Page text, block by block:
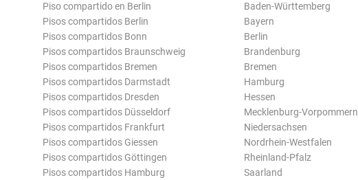
Piso compartido en Berlin
Pisos compartidos Berlin
Pisos compartidos Bonn
Pisos compartidos Braunschweig
Pisos compartidos Bremen
Pisos compartidos Darmstadt
Pisos compartidos Dresden
Pisos compartidos Düsseldorf
Pisos compartidos Frankfurt
Pisos compartidos Giessen
Pisos compartidos Göttingen
Pisos compartidos Hamburg
Baden-Württemberg
Bayern
Berlin
Brandenburg
Bremen
Hamburg
Hessen
Mecklenburg-Vorpommern
Niedersachsen
Nordrhein-Westfalen
Rheinland-Pfalz
Saarland